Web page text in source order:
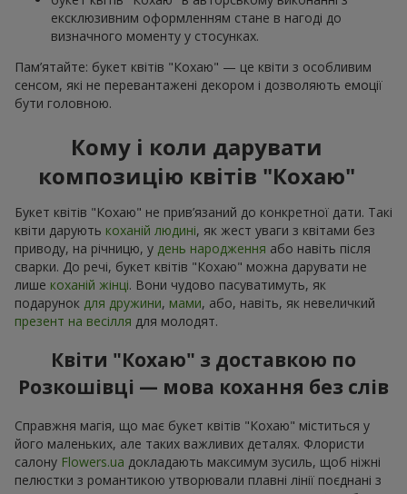
ексклюзивним оформленням стане в нагоді до
визначного моменту у стосунках.
Пам’ятайте: букет квітів "Кохаю" — це квіти з особливим
сенсом, які не перевантажені декором і дозволяють емоції
бути головною.
Кому і коли дарувати
композицію квітів "Кохаю"
Букет квітів "Кохаю" не прив’язаний до конкретної дати. Такі
квіти дарують коханій людині, як жест уваги з квітами без
приводу, на річницю, у день народження або навіть після
сварки. До речі, букет квітів "Кохаю" можна дарувати не
лише коханій жінці. Вони чудово пасуватимуть, як
подарунок для дружини, мами, або, навіть, як невеличкий
презент на весілля для молодят.
Квіти "Кохаю" з доставкою по
Розкошівці — мова кохання без слів
Справжня магія, що має букет квітів "Кохаю" міститься у
його маленьких, але таких важливих деталях. Флористи
салону Flowers.ua докладають максимум зусиль, щоб ніжні
пелюстки з романтикою утворювали плавні лінії поєднані з